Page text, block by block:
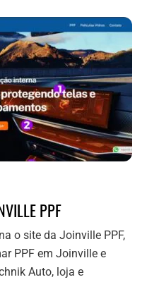
PPF
o site da Joinville PPF,
PPF em Joinville e
Auto, loja e